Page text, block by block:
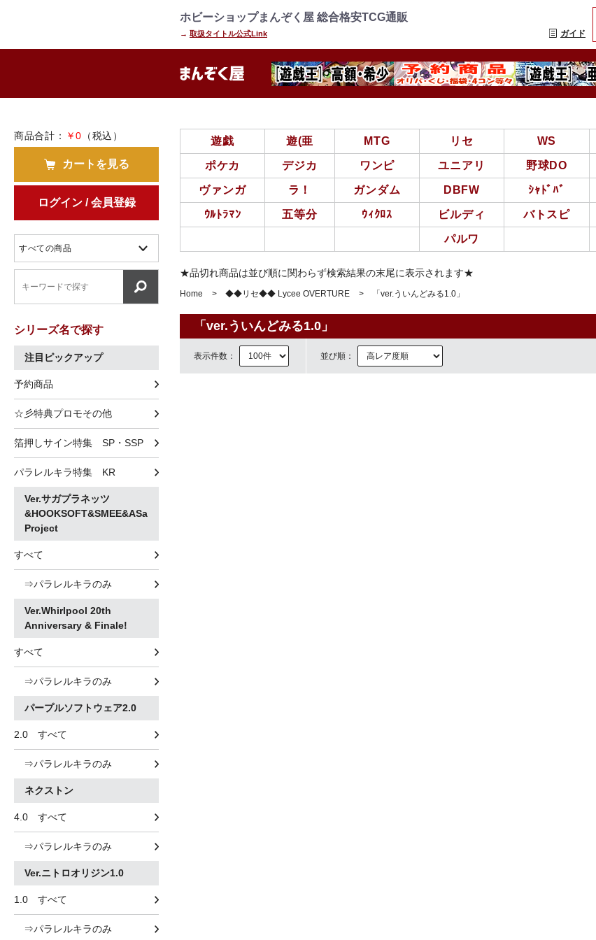
=================================
ホビーショップまんぞく屋 総合格安TCG通販
→ 取扱タイトル公式Link ガイド
まんぞく屋 格安TCG
商品合計： ￥0 （税込）
カートを見る
ログイン / 会員登録
シリーズ名で探す
注目ピックアップ
予約商品
☆彡特典プロモその他
箔押しサイン特集 SP・SSP
パラレルキラ特集 KR
Ver.サガプラネッツ
&HOOKSOFT&SMEE&ASa
Project
すべて
⇒パラレルキラのみ
Ver.Whirlpool 20th
Anniversary & Finale!
すべて
⇒パラレルキラのみ
パープルソフトウェア2.0
2.0 すべて
⇒パラレルキラのみ
ネクストン
4.0 すべて
⇒パラレルキラのみ
Ver.ニトロオリジン1.0
1.0 すべて
⇒パラレルキラのみ
遊戯 遊(亜 MTG リセ WS
ポケカ デジカ ワンピ ユニアリ 野球DO
ヴァンガ ラ！ ガンダム DBFW ｼｬﾄﾞﾊﾞ
ｳﾙﾄﾗﾏﾝ 五等分 ｳｨｸﾛｽ ビルディ バトスピ
パルワ
★品切れ商品は並び順に関わらず検索結果の末尾に表示されます★
Home ◆◆リセ◆◆ Lycee OVERTURE 「ver.ういんどみる1.0」
「ver.ういんどみる1.0」
表示件数： 並び順：